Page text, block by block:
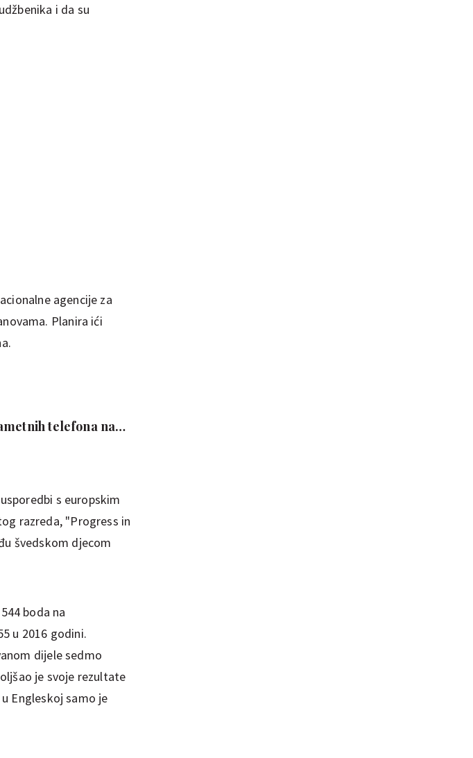
i da su
agencije za
Planira ići
telefona na
s europskim
razreda, "Progress in
švedskom djecom
boda na
u 2016 godini.
dijele sedmo
je svoje rezultate
Engleskoj samo je